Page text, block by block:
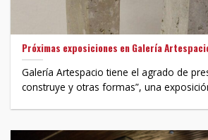
Próximas exposiciones en Galería
Galería Artespacio tiene el agrado de
construye y otras formas”, una